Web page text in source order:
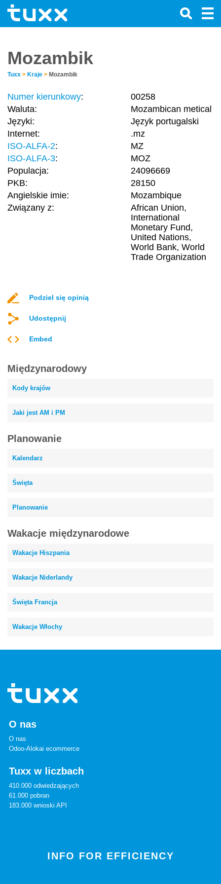
Mozambik
Tuxx > Kraje > Mozambik
Numer kierunkowy:
00258
Waluta:
Mozambican metical
Języki:
Język portugalski
Internet:
.mz
ISO-ALFA-2:
MZ
ISO-ALFA-3:
MOZ
Populacja:
24096669
PKB:
28150
Angielskie imie:
Mozambique
Związany z:
African Union,
International
Monetary Fund,
United Nations,
World Bank, World
Trade Organization
Podziel się opinią
Udostępnij
Embed
Międzynarodowy
Kody krajów
Jaki jest AM i PM
Planowanie
Kalendarz
Święta
Planowanie
Wakacje międzynarodowe
Wakacje Hiszpania
Wakacje Niderlandy
Święta Francja
Wakacje Włochy
O nas
O nas
Odoo-Alokai ecommerce
Tuxx w liczbach
410.000 odwiedzających
61.000 pobran
183.000 wnioski API
INFO FOR EFFICIENCY